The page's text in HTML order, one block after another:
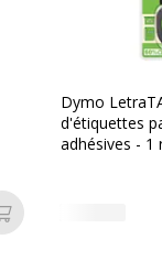
Ajouter au panier
Dymo
d'étiquettes
adhésives - 1